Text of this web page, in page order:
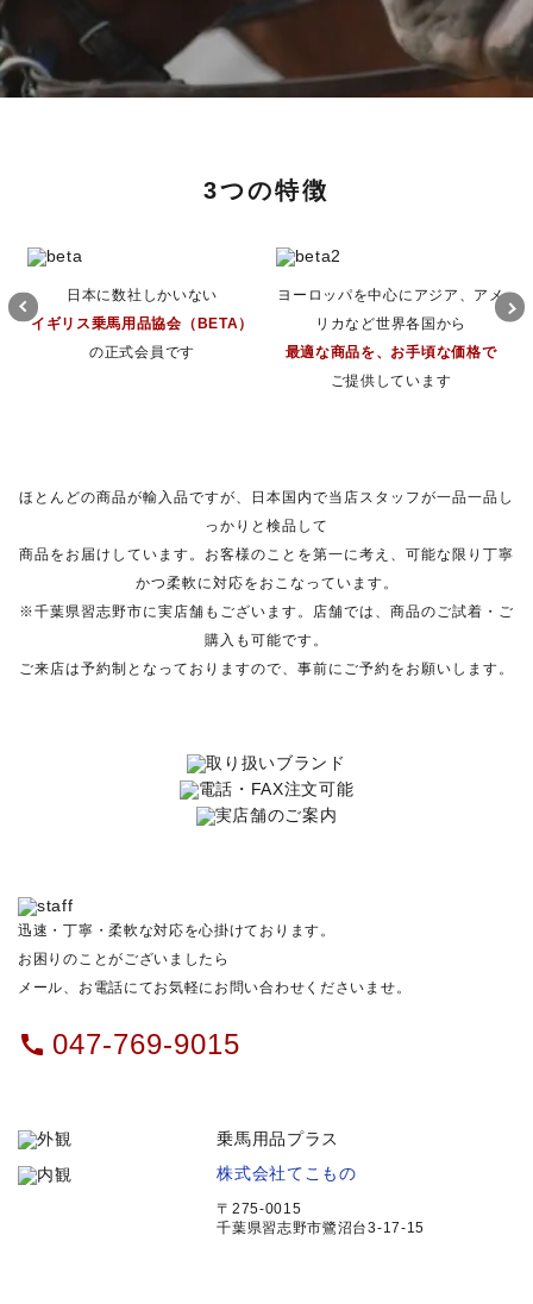
3つの特徴
日本に数社しかいない
イギリス乗馬用品協会（BETA）
の正式会員です
ヨーロッパを中心にアジア、アメ
リカなど世界各国から
最適な商品を、お手頃な価格で
ご提供しています
ほとんどの商品が輸入品ですが、日本国内で当店スタッフが一品一品し
っかりと検品して
商品をお届けしています。お客様のことを第一に考え、可能な限り丁寧
かつ柔軟に対応をおこなっています。
※千葉県習志野市に実店舗もございます。店舗では、商品のご試着・ご
購入も可能です。
ご来店は予約制となっておりますので、事前にご予約をお願いします。
迅速・丁寧・柔軟な対応を心掛けております。
お困りのことがございましたら
メール、お電話にてお気軽にお問い合わせくださいませ。
call 047-769-9015
乗馬用品プラス
株式会社てこもの
〒275-0015
千葉県習志野市鷺沼台3-17-15